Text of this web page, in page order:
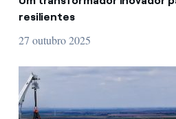
resilientes
27 outubro 2025